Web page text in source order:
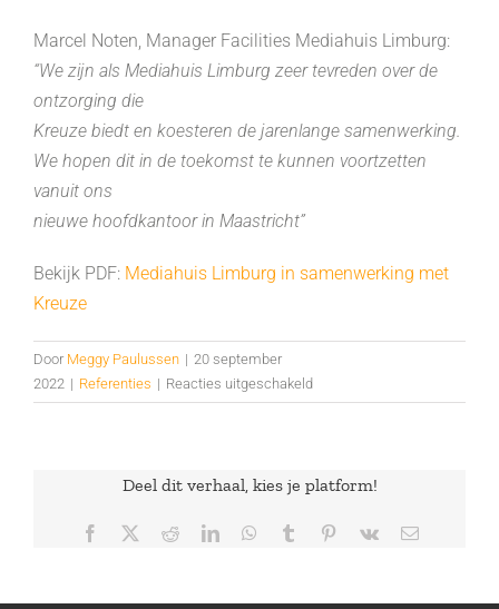
Marcel Noten, Manager Facilities Mediahuis Limburg:
“We zijn als Mediahuis Limburg zeer tevreden over de
ontzorging die
Kreuze biedt en koesteren de jarenlange samenwerking.
We hopen dit in de toekomst te kunnen voortzetten
vanuit ons
nieuwe hoofdkantoor in Maastricht”
Bekijk PDF: Mediahuis Limburg in samenwerking met
Kreuze
Door Meggy Paulussen | 20 september
2022 | Referenties | Reacties uitgeschakeldvoor
Mediahuis
samenwerking
Kreuze
Deel dit verhaal, kies je platform!
Facebook RedditLinkedInWhatsApp
Tumblr Pinterest
Vk
E-